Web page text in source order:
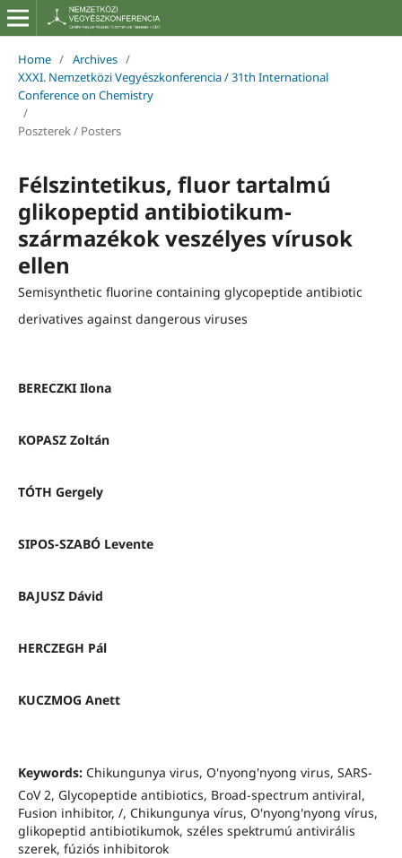
Home / Archives /
XXXI. Nemzetközi Vegyészkonferencia / 31th International
Conference on Chemistry
/
Poszterek / Posters
Félszintetikus, fluor tartalmú
glikopeptid antibiotikum-
származékok veszélyes vírusok
ellen
Semisynthetic fluorine containing glycopeptide antibiotic
derivatives against dangerous viruses
BERECZKI Ilona
KOPASZ Zoltán
TÓTH Gergely
SIPOS-SZABÓ Levente
BAJUSZ Dávid
HERCZEGH Pál
KUCZMOG Anett
Keywords: Chikungunya virus, O'nyong'nyong virus, SARS-
CoV 2, Glycopeptide antibiotics, Broad-spectrum antiviral,
Fusion inhibitor, /, Chikungunya vírus, O'nyong'nyong vírus,
glikopeptid antibiotikumok, széles spektrumú antivirális
szerek, fúziós inhibitorok